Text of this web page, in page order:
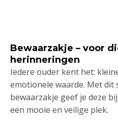
Bewaarzakje – voor
herinneringen
Iedere ouder kent het:
emotionele waarde. Met dit
bewaarzakje geef je deze
een mooie en veilige plek.